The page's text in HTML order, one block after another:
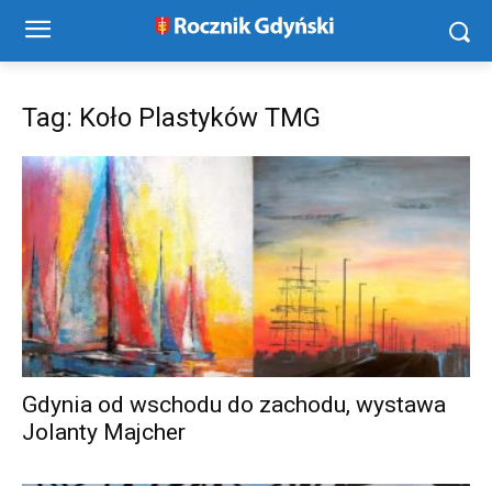
Tag: Koło Plastyków TMG
Gdynia od wschodu do zachodu, wystawa
Jolanty Majcher